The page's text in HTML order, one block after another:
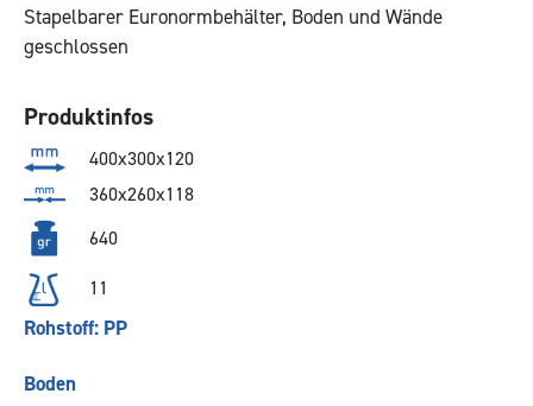
Stapelbarer Euronormbehälter, Boden und Wände
geschlossen
Produktinfos
400x300x120
360x260x118
640
11
Rohstoff: PP
Boden